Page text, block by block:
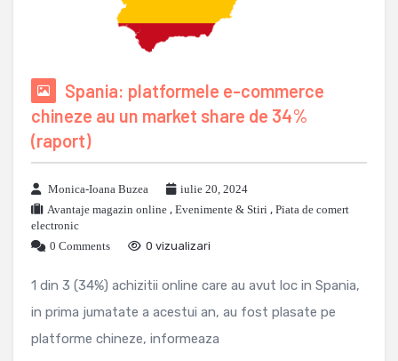
Spania: platformele e-commerce
chineze au un market share de 34%
(raport)
Monica-Ioana Buzea
iulie 20, 2024
Avantaje magazin online , Evenimente & Stiri , Piata de comert
electronic
0 Comments
0 vizualizari
1 din 3 (34%) achizitii online care au avut loc in Spania,
in prima jumatate a acestui an, au fost plasate pe
platforme chineze, informeaza